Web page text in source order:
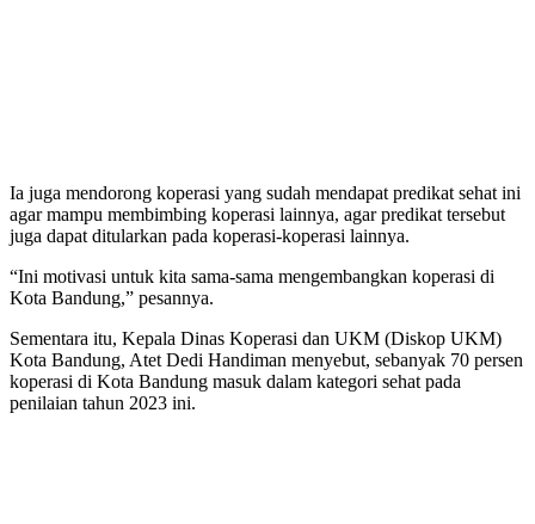
Ia juga mendorong koperasi yang sudah mendapat predikat sehat ini
agar mampu membimbing koperasi lainnya, agar predikat tersebut
juga dapat ditularkan pada koperasi-koperasi lainnya.
“Ini motivasi untuk kita sama-sama mengembangkan koperasi di
Kota Bandung,” pesannya.
Sementara itu, Kepala Dinas Koperasi dan UKM (Diskop UKM)
Kota Bandung, Atet Dedi Handiman menyebut, sebanyak 70 persen
koperasi di Kota Bandung masuk dalam kategori sehat pada
penilaian tahun 2023 ini.